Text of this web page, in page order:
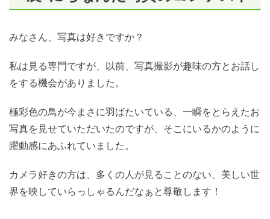
みなさん、写真は好きですか？
私は見る専門ですが、以前、写真撮影が趣味の方とお話し
をする機会がありました。
極彩色の鳥が今まさに羽ばたいている、一瞬をとらえたお
写真を見せていただいたのですが、そこにいるかのように
躍動感にあふれていました。
カメラ好きの方は、多くの人が見ることのない、美しい世
界を映していらっしゃるんだなぁと尊敬します！